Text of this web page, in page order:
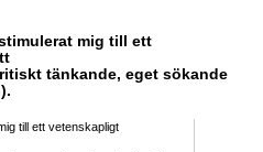
mig till ett
tänkande, eget sökande
till ett vetenskapligt